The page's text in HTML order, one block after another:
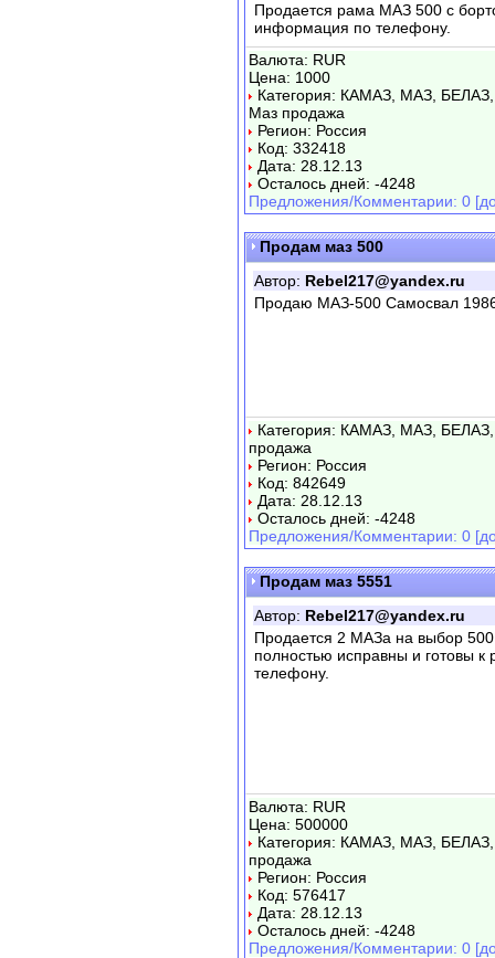
Продается рама МАЗ 500 с
информация по телефону.
Валюта: RUR
Цена: 1000
Категория: КАМАЗ, МАЗ,
Маз продажа
Регион: Россия
Код: 332418
Дата: 28.12.13
Осталось дней: -4248
Предложения/Комментарии: 0
Продам маз 500
Автор: Rebel217@yandex.ru
Продаю МАЗ-500 Самосвал
Категория: КАМАЗ, МАЗ,
продажа
Регион: Россия
Код: 842649
Дата: 28.12.13
Осталось дней: -4248
Предложения/Комментарии: 0
Продам маз 5551
Автор: Rebel217@yandex.ru
Продается 2 МАЗа на выбор
полностью исправны и готовы
телефону.
Валюта: RUR
Цена: 500000
Категория: КАМАЗ, МАЗ,
продажа
Регион: Россия
Код: 576417
Дата: 28.12.13
Осталось дней: -4248
Предложения/Комментарии: 0